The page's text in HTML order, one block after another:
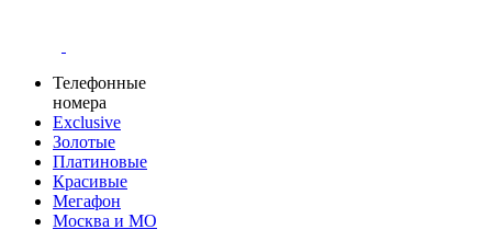
Телефонные
номера
Exclusive
Золотые
Платиновые
Красивые
Мегафон
Москва и МО